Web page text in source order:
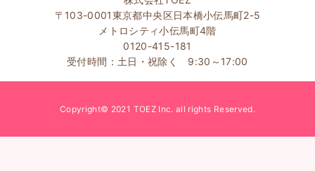
〒103-0001東京都中央区日本橋小伝馬町2-5
メトロシティ小伝馬町4階
0120-415-181
受付時間：土日・祝除く 9:30～17:00
Copyright© 2021 TOEZ Inc. all rights Reserved.